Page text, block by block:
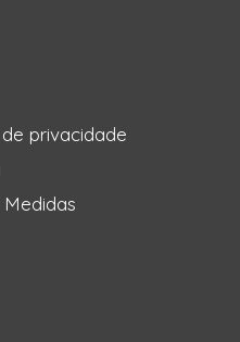
privacidade
Medidas